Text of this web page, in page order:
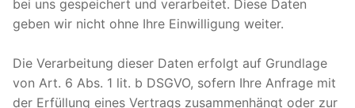
bei uns gespeichert und verarbeitet. Diese Daten
geben wir nicht ohne Ihre Einwilligung weiter.
Die Verarbeitung dieser Daten erfolgt auf Grundlage
von Art. 6 Abs. 1 lit. b DSGVO, sofern Ihre Anfrage mit
der Erfüllung eines Vertrags zusammenhängt oder zur